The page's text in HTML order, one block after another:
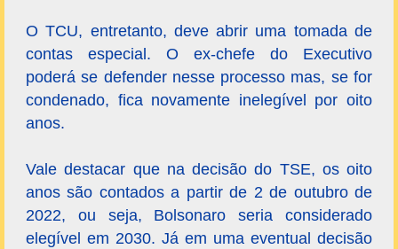
O TCU, entretanto, deve abrir uma tomada de
contas especial. O ex-chefe do Executivo
poderá se defender nesse processo mas, se for
condenado, fica novamente inelegível por oito
anos.
Vale destacar que na decisão do TSE, os oito
anos são contados a partir de 2 de outubro de
2022, ou seja, Bolsonaro seria considerado
elegível em 2030. Já em uma eventual decisão